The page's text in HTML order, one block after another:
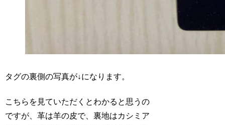
タグの裏側の写真が↓になります。
こちらを見ていただくとわかると思うの
ですが、革は羊の皮で、裏地はカシミア